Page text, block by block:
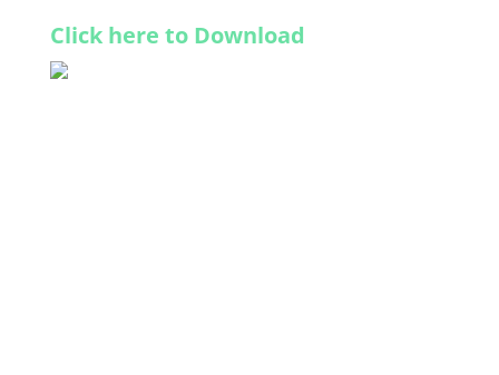
Click here to Download